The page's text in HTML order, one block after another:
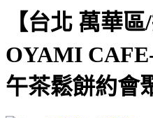
【台北 萬華
OYAMI
午茶鬆餅約會